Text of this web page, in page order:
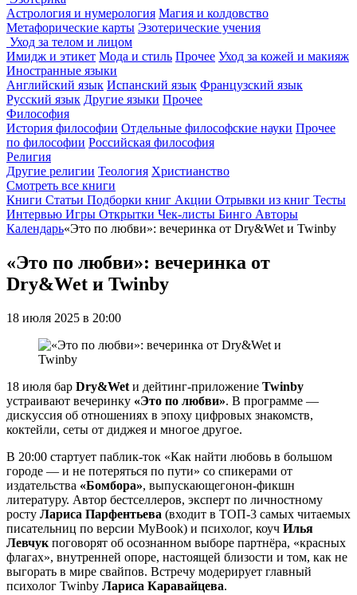
Астрология и нумерология Магия и колдовство
Метафорические карты Эзотерические учения
Уход за телом и лицом
Имидж и этикет Мода и стиль Прочее Уход за кожей и макияж
Иностранные языки
Английский язык Испанский язык Французский язык
Русский язык Другие языки Прочее
Философия
История философии Отдельные философские науки Прочее
по философии Российская философия
Религия
Другие религии Теология Христианство
Смотреть все книги
Книги Статьи Подборки книг Акции Отрывки из книг Тесты
Интервью Игры Открытки Чек-листы Бинго Авторы
Календарь«Это по любви»: вечеринка от Dry&Wet и Twinby
«Это по любви»: вечеринка от
Dry&Wet и Twinby
18 июля 2025 в 20:00
18 июля бар Dry&Wet и дейтинг-приложение Twinby
устраивают вечеринку «Это по любви». В программе —
дискуссия об отношениях в эпоху цифровых знакомств,
коктейли, сеты от диджея и многое другое.
В 20:00 стартует паблик-ток «Как найти любовь в большом
городе — и не потеряться по пути» со спикерами от
издательства «Бомбора», выпускающегонон-фикшн
литературу. Автор бестселлеров, эксперт по личностному
росту Лариса Парфентьева (входит в ТОП-3 самых читаемых
писательниц по версии MyBook) и психолог, коуч Илья
Левчук поговорят об осознанном выборе партнёра, «красных
флагах», внутренней опоре, настоящей близости и том, как не
выгорать в мире свайпов. Встречу модерирует главный
психолог Twinby Лариса Каравайцева.